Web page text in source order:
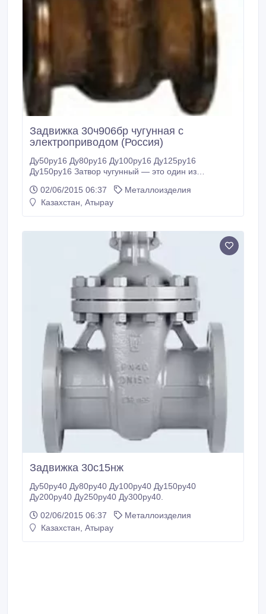
Задвижка 30ч906бр чугунная с
электроприводом (Россия)
Ду50ру16 Ду80ру16 Ду100ру16 Ду125ру16
Ду150ру16 Затвор чугунный — это один из
арматуры, устанавливаемый на трубопроводах,
технологических емкостях и т.д., где он исполняет
препятствующее движению рабочей среды.
02/06/2015 06:37
Металлоизделия
Казахстан, Атырау
Задвижка 30с15нж
Ду50ру40 Ду80ру40 Ду100ру40 Ду150ру40
Ду200ру40 Ду250ру40 Ду300ру40.
02/06/2015 06:37
Металлоизделия
Казахстан, Атырау